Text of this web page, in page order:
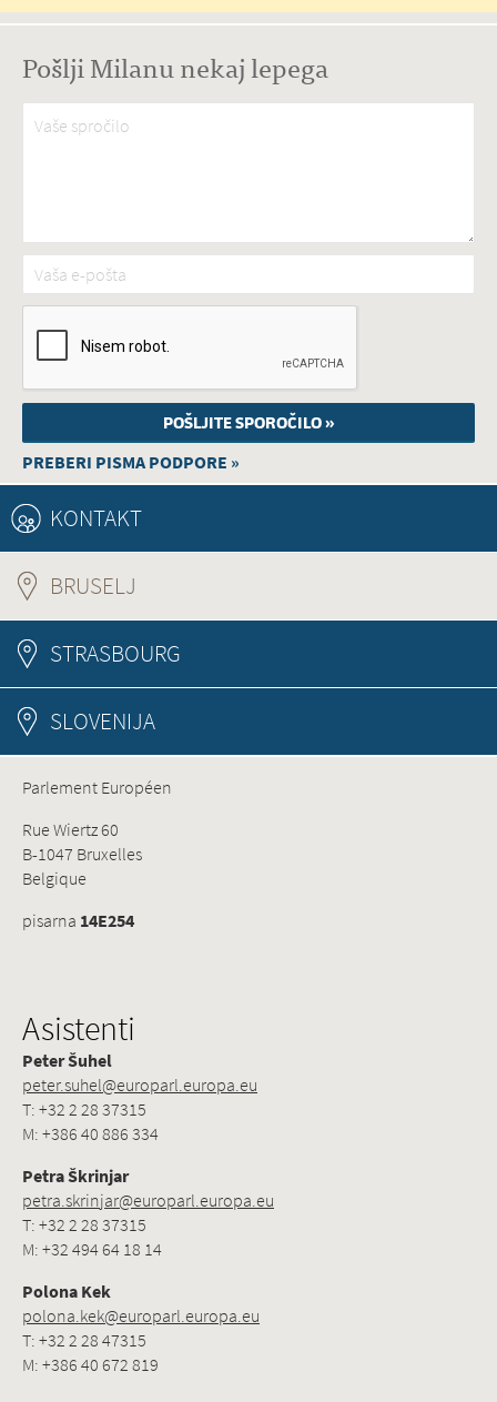
Pošlji Milanu nekaj lepega
Vaše spročilo*
Vaša e-pošta*
PREBERI PISMA PODPORE »
KONTAKT
BRUSELJ
STRASBOURG
SLOVENIJA
Parlement Européen
Rue Wiertz 60
B-1047 Bruxelles
Belgique
pisarna 14E254
Asistenti
Peter Šuhel
peter.suhel@europarl.europa.eu
T: +32 2 28 37315
M: +386 40 886 334
Petra Škrinjar
petra.skrinjar@europarl.europa.eu
T: +32 2 28 37315
M: +32 494 64 18 14
Polona Kek
polona.kek@europarl.europa.eu
T: +32 2 28 47315
M: +386 40 672 819